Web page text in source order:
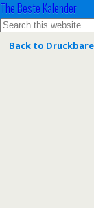
The Beste Kalender
Back to